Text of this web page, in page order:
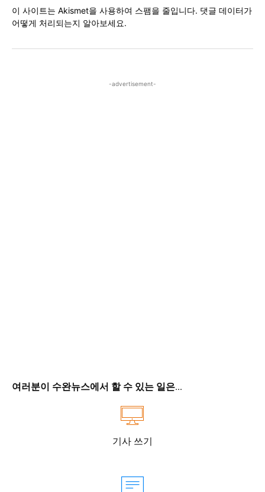
이 사이트는 Akismet을 사용하여 스팸을 줄입니다. 댓글 데이터가
어떻게 처리되는지 알아보세요.
-advertisement-
여러분이 수완뉴스에서 할 수 있는 일은...
기사 쓰기